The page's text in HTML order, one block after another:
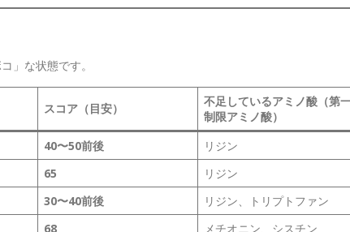
」な状態です。
スコア（目安）
不足しているアミノ酸（第
制限アミノ酸）
40〜50前後
リジン
65
リジン
30〜40前後
リジン、トリプトファン
68 メチオニン、シスチン